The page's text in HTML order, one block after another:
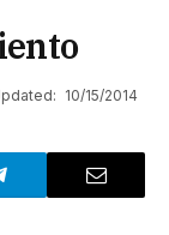
10/15/2014